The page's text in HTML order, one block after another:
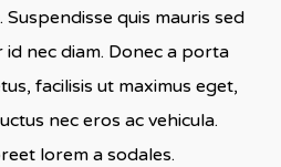
quis mauris sed
nec diam. Donec a porta
facilisis ut maximus eget,
nec eros ac vehicula.
lorem a sodales.